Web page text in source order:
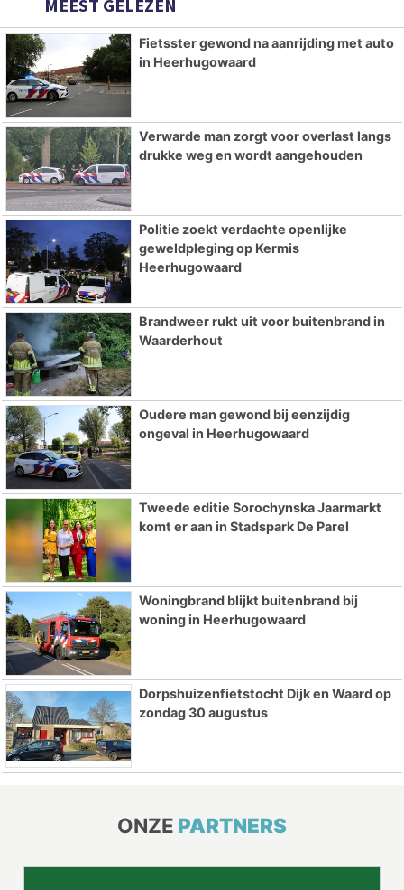
MEEST GELEZEN
Fietsster gewond na aanrijding met auto
in Heerhugowaard
Verwarde man zorgt voor overlast langs
drukke weg en wordt aangehouden
Politie zoekt verdachte openlijke
geweldpleging op Kermis
Heerhugowaard
Brandweer rukt uit voor buitenbrand in
Waarderhout
Oudere man gewond bij eenzijdig
ongeval in Heerhugowaard
Tweede editie Sorochynska Jaarmarkt
komt er aan in Stadspark De Parel
Woningbrand blijkt buitenbrand bij
woning in Heerhugowaard
Dorpshuizenfietstocht Dijk en Waard op
zondag 30 augustus
ONZE PARTNERS